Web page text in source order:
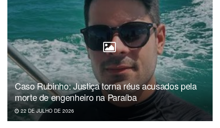
Caso Rubinho: Justiça torna réus acusados pela
morte de engenheiro na Paraíba
22 DE JULHO DE 2026